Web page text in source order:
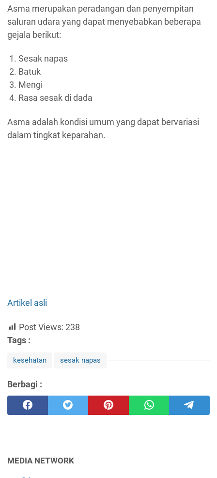
Asma merupakan peradangan dan penyempitan
saluran udara yang dapat menyebabkan beberapa
gejala berikut:
Sesak napas
Batuk
Mengi
Rasa sesak di dada
Asma adalah kondisi umum yang dapat bervariasi
dalam tingkat keparahan.
Artikel asli
Post Views: 238
Tags :
kesehatan sesak napas
Berbagi :
MEDIA NETWORK